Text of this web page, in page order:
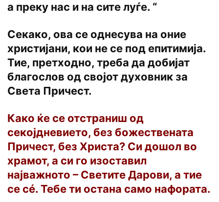
а преку нас и на сите луѓе. “
Секако, ова се однесува на оние
христијани, кои не се под епитимија.
Тие, претходно, треба да добијат
благослов од својот духовник за
Света Причест.
Како ќе се отстраниш од
секојдневието, без божествената
Причест, без Христа? Си дошол во
храмот, а си го изоставил
најважното – Светите Дарови, а тие
се сé. Тебе ти остана само нафората.